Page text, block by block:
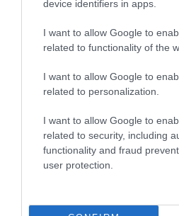
device identifiers in apps.
I want to allow Google to
related to functionality of the
I want to allow Google to
related to personalization.
I want to allow Google to
related to security, including
functionality and fraud
user protection.
χοριοειδή χιτώνα του
Όσοι έχουν κάνει
αφαιρείται ο
φακός του ματιού και
από τεχνητό φακό.
φακό το μάτι είναι
εκτεθειμένο στην
ο τεχνητός φακός που